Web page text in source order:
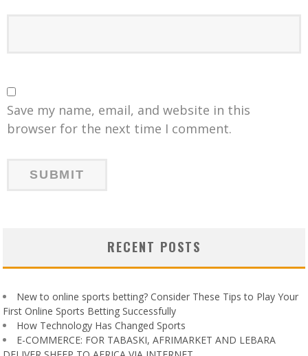
Save my name, email, and website in this
browser for the next time I comment.
RECENT POSTS
New to online sports betting? Consider These Tips to Play Your
First Online Sports Betting Successfully
How Technology Has Changed Sports
E-COMMERCE: FOR TABASKI, AFRIMARKET AND LEBARA